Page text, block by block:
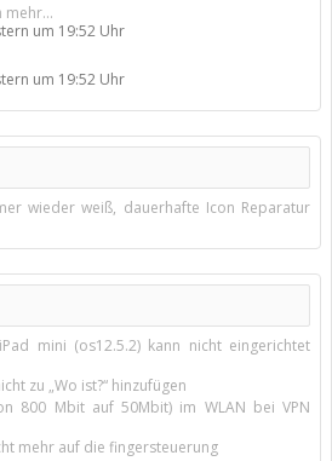
mehr...
um 19:52 Uhr
um 19:52 Uhr
wieder weiß, dauerhafte Icon Reparatur
mini (os12.5.2) kann nicht eingerichtet
zu „Wo ist?“ hinzufügen
800 Mbit auf 50Mbit) im WLAN bei VPN
mehr auf die fingersteuerung